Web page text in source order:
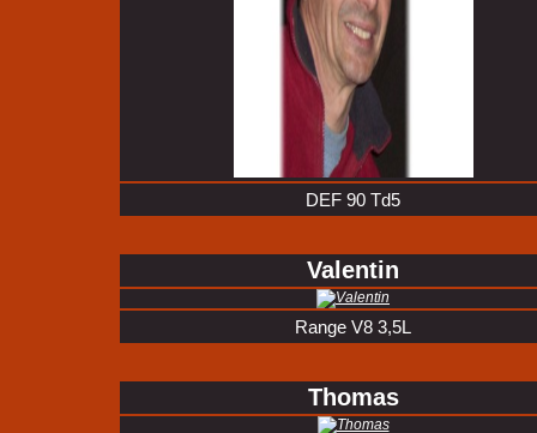
DEF 90 Td5
Valentin
Range V8 3,5L
Thomas